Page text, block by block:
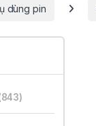
dùng pin